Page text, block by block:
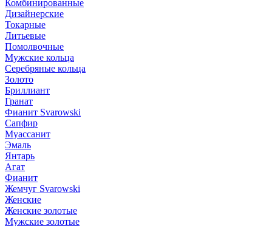
Комбинированные
Дизайнерские
Токарные
Литьевые
Помолвочные
Мужские кольца
Серебряные кольца
Золото
Бриллиант
Гранат
Фианит Svarowski
Сапфир
Муассанит
Эмаль
Янтарь
Агат
Фианит
Жемчуг Svarowski
Женские
Женские золотые
Мужские золотые